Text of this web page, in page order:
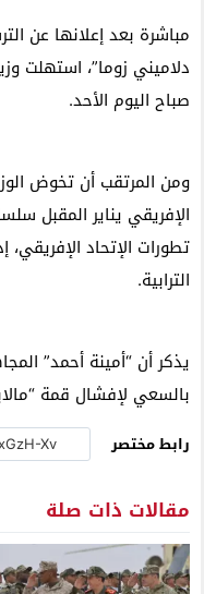
مباشرة بعد إعلانها عن
دلاميني زوما”، استهلت
صباح اليوم الأحد.
ومن المرتقب أن تخوض
الإفريقي يناير المقبل
تطورات الإتحاد
الترابية.
يذكر أن “أمينة أحمد”
بالسعي لإفشال قمة
رابط مختصر
مقالات ذات صلة